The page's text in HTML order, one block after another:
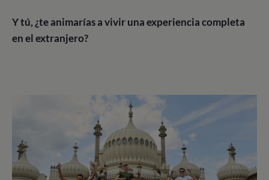
Y tú, ¿te animarías a vivir una experiencia completa
en el extranjero?